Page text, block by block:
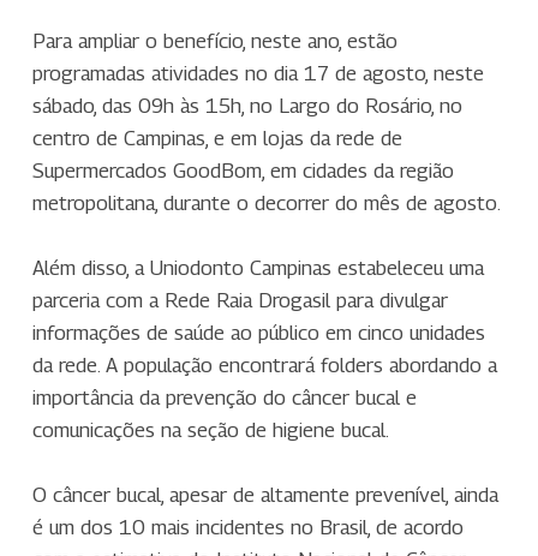
Para ampliar o benefício, neste ano, estão
programadas atividades no dia 17 de agosto, neste
sábado, das 09h às 15h, no Largo do Rosário, no
centro de Campinas, e em lojas da rede de
Supermercados GoodBom, em cidades da região
metropolitana, durante o decorrer do mês de agosto.
Além disso, a Uniodonto Campinas estabeleceu uma
parceria com a Rede Raia Drogasil para divulgar
informações de saúde ao público em cinco unidades
da rede. A população encontrará folders abordando a
importância da prevenção do câncer bucal e
comunicações na seção de higiene bucal.
O câncer bucal, apesar de altamente prevenível, ainda
é um dos 10 mais incidentes no Brasil, de acordo